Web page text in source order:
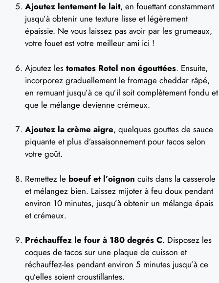
Ajoutez lentement le lait, en fouettant constamment
jusqu’à obtenir une texture lisse et légèrement
épaissie. Ne vous laissez pas avoir par les grumeaux,
votre fouet est votre meilleur ami ici !
Ajoutez les tomates Rotel non égouttées. Ensuite,
incorporez graduellement le fromage cheddar râpé,
en remuant jusqu’à ce qu’il soit complètement fondu et
que le mélange devienne crémeux.
Ajoutez la crème aigre, quelques gouttes de sauce
piquante et plus d’assaisonnement pour tacos selon
votre goût.
Remettez le boeuf et l’oignon cuits dans la casserole
et mélangez bien. Laissez mijoter à feu doux pendant
environ 10 minutes, jusqu’à obtenir un mélange épais
et crémeux.
Préchauffez le four à 180 degrés C. Disposez les
coques de tacos sur une plaque de cuisson et
réchauffez-les pendant environ 5 minutes jusqu’à ce
qu’elles soient croustillantes.